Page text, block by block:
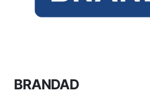
BRANDAD